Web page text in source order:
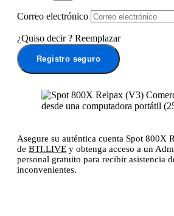
Asegure su auténtica cuenta Spot 800X
de BTI.LIVE y obtenga acceso a un
personal gratuito para recibir asistencia
inconvenientes.
Correo electrónico
¿Quiso decir ? Reemplazar
Registro seguro